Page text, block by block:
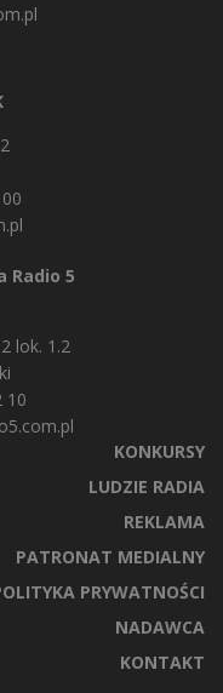
Radio 5
lok. 1.2
10
KONKURSY
LUDZIE RADIA
REKLAMA
PATRONAT MEDIALNY
PRYWATNOŚCI
NADAWCA
KONTAKT